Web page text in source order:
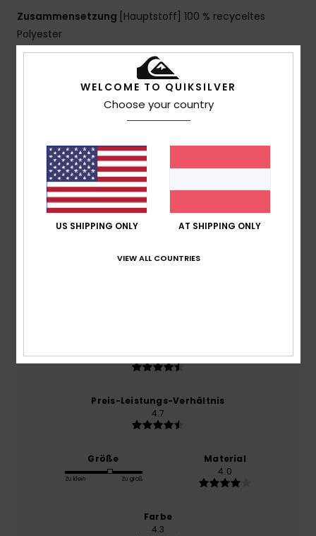
Zusammensetzung [Hauptstoff] 100 % recyceltes
Polyester
Versand & Rückversand
Kundenbewertungen
Durchschnittliche Bewertung
4.7
4.7
Preis-Leistungs-Verhältnis
4.7
Größe
Zu klein Zu groß
Material
4.0
Farbe
4.3
WELCOME TO QUIKSILVER
Choose your country
US SHIPPING ONLY AT SHIPPING ONLY
VIEW ALL COUNTRIES